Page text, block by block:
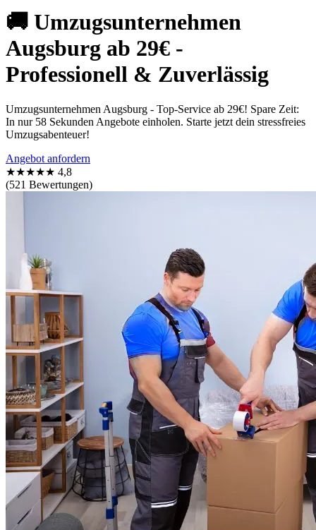
🚚 Umzugsunternehmen
Augsburg ab 29€ -
Professionell & Zuverlässig
Umzugsunternehmen Augsburg - Top-Service ab 29€! Spare Zeit:
In nur 58 Sekunden Angebote einholen. Starte jetzt dein stressfreies
Umzugsabenteuer!
Angebot anfordern
★★★★★ 4,8
(521 Bewertungen)